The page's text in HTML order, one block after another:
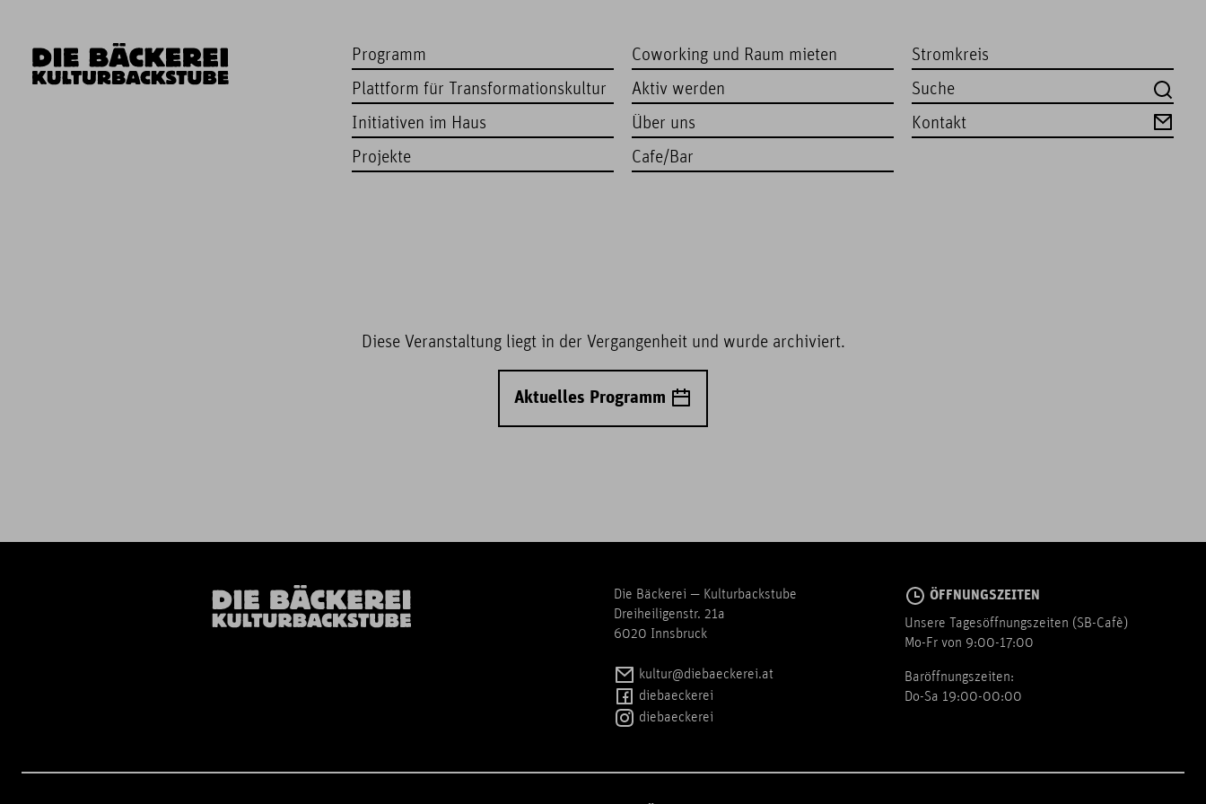
Programm
Plattform für Transformationskultur
Initiativen im Haus
Projekte
Coworking und Raum mieten
Aktiv werden
Über uns
Cafe/Bar
Stromkreis
Kontakt
Diese Veranstaltung liegt in der Vergangenheit und wurde archiviert.
Aktuelles Programm
Die Bäckerei — Kulturbackstube
Dreiheiligenstr. 21a
6020 Innsbruck
kultur@diebaeckerei.at
diebaeckerei
diebaeckerei
ÖFFNUNGSZEITEN
Unsere Tagesöffnungszeiten (SB-Cafè)
Mo-Fr von 9:00-17:00
Baröffnungszeiten:
Do-Sa 19:00-00:00